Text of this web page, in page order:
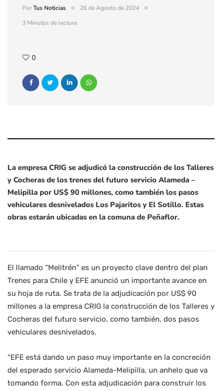
PorTus Noticias
26 de Agosto de 2024
3 Minutos de lectura
0
La empresa CRIG se adjudicó la construcción de los Talleres
y Cocheras de los trenes del futuro servicio Alameda –
Melipilla por US$ 90 millones, como también los pasos
vehiculares desnivelados Los Pajaritos y El Sotillo. Estas
obras estarán ubicadas en la comuna de Peñaflor.
El llamado “Melitrén” es un proyecto clave dentro del plan
Trenes para Chile y EFE anunció un importante avance en
su hoja de ruta. Se trata de la adjudicación por US$ 90
millones a la empresa CRIG la construcción de los Talleres y
Cocheras del futuro servicio, como también, dos pasos
vehiculares desnivelados.
“EFE está dando un paso muy importante en la concreción
del esperado servicio Alameda-Melipilla, un anhelo que va
tomando forma. Con esta adjudicación para construir los